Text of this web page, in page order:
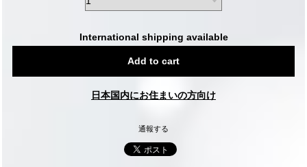
International shipping available
Add to cart
日本国内にお住まいの方向け
通報する